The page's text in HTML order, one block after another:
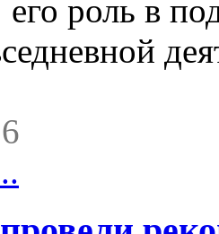
его роль в